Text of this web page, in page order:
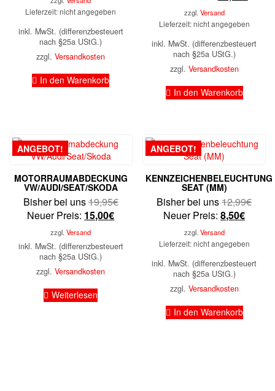
Lieferzeit: nicht angegeben
inkl. MwSt. (differenzbesteuert
nach §25a UStG.)
zzgl.Versandkosten
In den Warenkorb
ist:
zzgl. Versand
Lieferzeit: nicht angegeben
inkl. MwSt. (differenzbesteuert
nach §25a UStG.)
zzgl. Versandkosten
In den Warenkorb
ANGEBOT!
MOTORRAUMABDECKUNG
VW/AUDI/SEAT/SKODA
Bisher bei uns19,95€Ursprünglicher
19,95€
Neuer Preis: 15,00€Aktueller
ist:
zzgl.Versand
inkl. MwSt. (differenzbesteuert
nach §25a UStG.)
zzgl.Versandkosten
Weiterlesen
ANGEBOT!
KENNZEICHENBELEUCHTUNG
SEAT (MM)
Bisher bei uns12,99€
Neuer Preis: 8,50€
ist:
zzgl. Versand
Lieferzeit: nicht angegeben
inkl. MwSt. (differenzbesteuert
nach §25a UStG.)
zzgl. Versandkosten
In den Warenkorb